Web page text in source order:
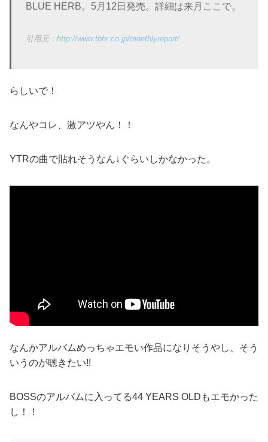
BLUE HERB。5月12日発売。詳細は来月ここで。
http://www.tbhr.co.jp/monthlyreport/
らしいで！
なんやコレ、激アツやん！！
YTRの曲で貼れそうなん↓ぐらいしかなかった。
なんかアルバムめっちゃエモい作品になりそうやし、そう
いうのが聴きたい!!
BOSSのアルバムに入ってる44 YEARS OLDもエモかった
し！！